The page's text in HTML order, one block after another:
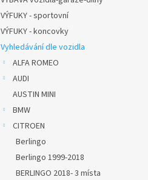
VÝFUKY - sportovní
VÝFUKY - koncovky
Vyhledávání dle vozidla
ALFA ROMEO
AUDI
AUSTIN MINI
BMW
CITROEN
Berlingo
Berlingo 1999-2018
BERLINGO 2018- 3 místa